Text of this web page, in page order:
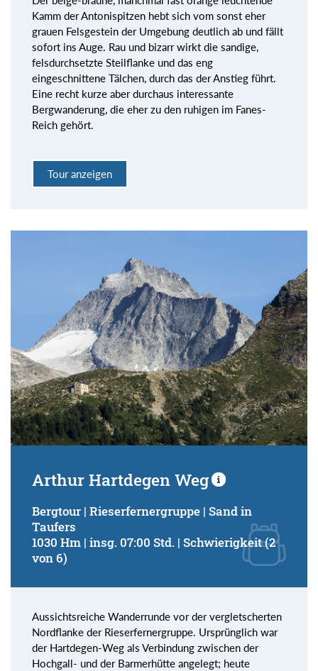
Kamm der Antonispitzen hebt sich vom sonst eher
grauen Felsgestein der Umgebung deutlich ab und fällt
sofort ins Auge. Rau und bizarr wirkt die sandige,
felsdurchsetzte Steilflanke und das eng
eingeschnittene Tälchen, durch das der Anstieg führt.
Eine recht kurze aber durchaus interessante
Bergwanderung, die eher zu den ruhigen im Fanes-
Reich gehört.
Tour anzeigen
Arthur Hartdegen Weg
Bergtour | Rieserfernergruppe | Sand in
Taufers
1030 Hm | insg. 07:00 Std. | Schwierigkeit (2
von 6)
Aussichtsreiche Wanderrunde vor der vergletscherten
Nordflanke der Rieserfernergruppe. Ursprünglich war
der Hartdegen-Weg als Verbindung zwischen der
Hochgall- und der Barmerhütte angelegt; heute